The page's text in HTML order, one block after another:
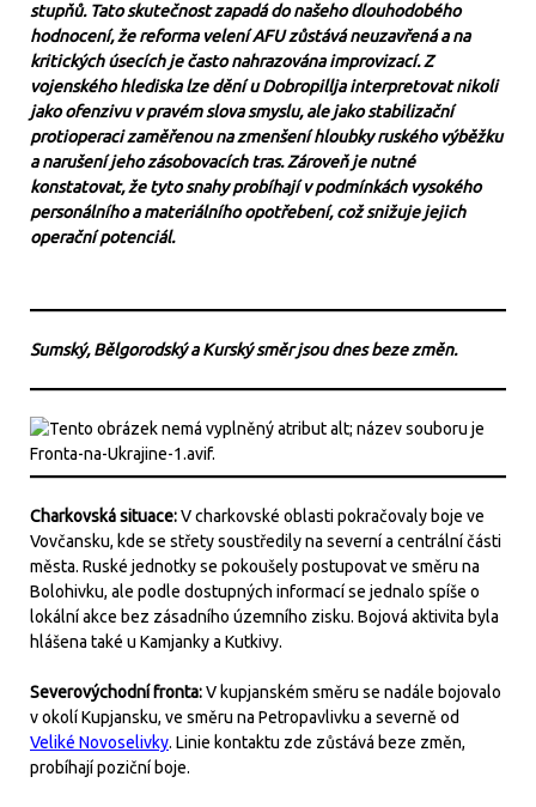
stupňů. Tato skutečnost zapadá do našeho dlouhodobého
hodnocení, že reforma velení AFU zůstává neuzavřená a na
kritických úsecích je často nahrazována improvizací. Z
vojenského hlediska lze dění u Dobropillja interpretovat nikoli
jako ofenzivu v pravém slova smyslu, ale jako stabilizační
protioperaci zaměřenou na zmenšení hloubky ruského výběžku
a narušení jeho zásobovacích tras. Zároveň je nutné
konstatovat, že tyto snahy probíhají v podmínkách vysokého
personálního a materiálního opotřebení, což snižuje jejich
operační potenciál.
Sumský, Bělgorodský a Kurský směr jsou dnes beze změn.
Charkovská situace:V charkovské oblasti pokračovaly boje ve
Vovčansku, kde se střety soustředily na severní a centrální části
města. Ruské jednotky se pokoušely postupovat ve směru na
Bolohivku, ale podle dostupných informací se jednalo spíše o
lokální akce bez zásadního územního zisku. Bojová aktivita byla
hlášena také u Kamjanky a Kutkivy.
Severovýchodní fronta:V kupjanském směru se nadále bojovalo
v okolí Kupjansku, ve směru na Petropavlivku a severně od
Veliké Novoselivky. Linie kontaktu zde zůstává beze změn,
probíhají poziční boje.